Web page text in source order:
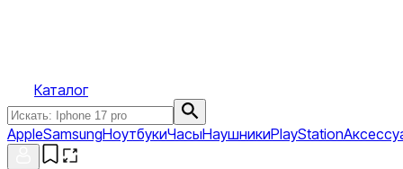
Каталог
AppleSamsungНоутбукиЧасыНаушникиPlayStation